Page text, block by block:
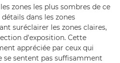
zones les plus sombres de ce
dans les zones
suréclairer les zones claires,
d'exposition. Cette
appréciée par ceux qui
se sentent pas suffisamment